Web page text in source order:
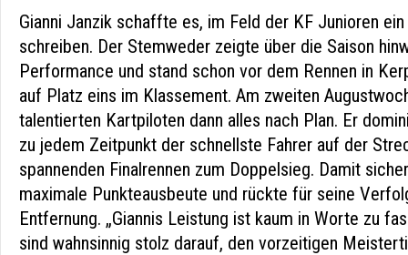
Gianni Janzik schaffte es, im Feld der KF Junioren
schreiben. Der Stemweder zeigte über die Saison
Performance und stand schon vor dem Rennen in
auf Platz eins im Klassement. Am zweiten
talentierten Kartpiloten dann alles nach Plan. Er
zu jedem Zeitpunkt der schnellste Fahrer auf der
spannenden Finalrennen zum Doppelsieg. Damit
maximale Punkteausbeute und rückte für seine
Entfernung. „Giannis Leistung ist kaum in Worte zu
sind wahnsinnig stolz darauf, den vorzeitigen